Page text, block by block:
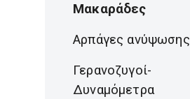
Μακαράδες
Αρπάγες ανύψωσης
Γερανοζυγοί-
Δυναμόμετρα